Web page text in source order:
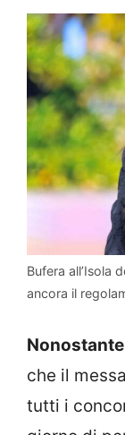
Bufera all’Isola
ancora il
che il
tutti i